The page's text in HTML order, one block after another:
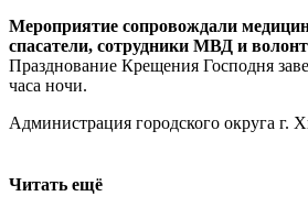
Мероприятие сопровождали
спасатели, сотрудники МВД и
Празднование Крещения Господня
часа ночи.
Администрация городского округа г.
Читать ещё